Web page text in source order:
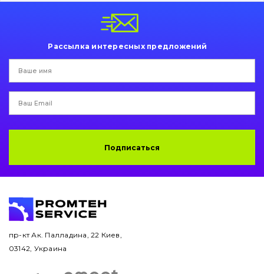
Двигатель
Гидравлика
Навесное оборудование
Буровой инструмент
Дорожная фреза
Рассылка интересных предложений
Подписаться
пр-кт Ак. Палладина, 22 Киев,
03142, Украина